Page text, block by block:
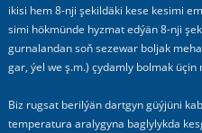
ikisi hem 8-nji şekildäki kese kesimi
simi hökmünde hyzmat edýän 8-nji
gurnalandan soň sezewar boljak
gar, ýel we ş.m.) çydamly bolmak üçin
Biz rugsat berilýän dartgyn güýjüni
temperatura aralygyna baglylykda